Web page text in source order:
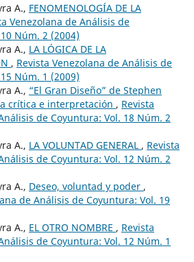
A., FENOMENOLOGÍA DE LA
Venezolana de Análisis de
Núm. 2 (2004)
A., LA LÓGICA DE LA
, Revista Venezolana de Análisis de
Núm. 1 (2009)
A., “El Gran Diseño” de Stephen
crítica e interpretación , Revista
de Coyuntura: Vol. 18 Núm. 2
A., LA VOLUNTAD GENERAL , Revista
de Coyuntura: Vol. 12 Núm. 2
A., Deseo, voluntad y poder ,
de Análisis de Coyuntura: Vol. 19
A., EL OTRO NOMBRE , Revista
de Coyuntura: Vol. 12 Núm. 1